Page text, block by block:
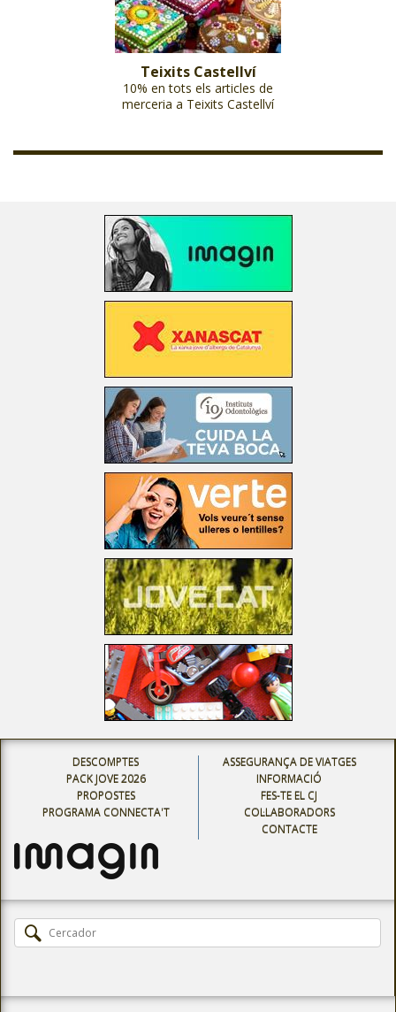
Teixits Castellví
10% en tots els articles de
merceria a Teixits Castellví
DESCOMPTES
PACK JOVE 2026
PROPOSTES
PROGRAMA CONNECTA'T
ASSEGURANÇA DE VIATGES
INFORMACIÓ
FES-TE EL CJ
COL·LABORADORS
CONTACTE